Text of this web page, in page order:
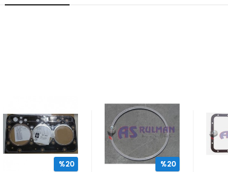
%20 %20